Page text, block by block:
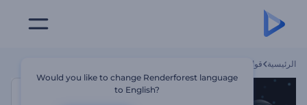
الرئيسية قوالب
Would you like to change Renderforest language
to English?